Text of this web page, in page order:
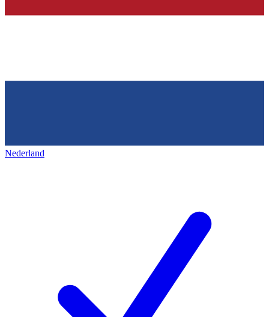
Nederland